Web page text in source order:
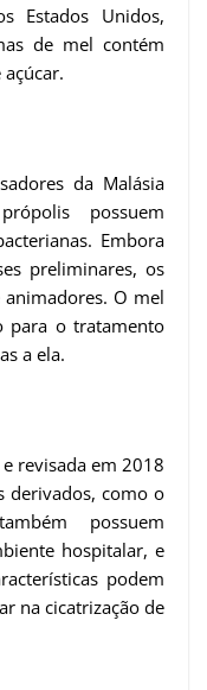
Estados Unidos,
de mel contém
da Malásia
possuem
Embora
preliminares, os
O mel
para o tratamento
a ela.
revisada em 2018
derivados, como o
possuem
hospitalar, e
podem
na cicatrização de